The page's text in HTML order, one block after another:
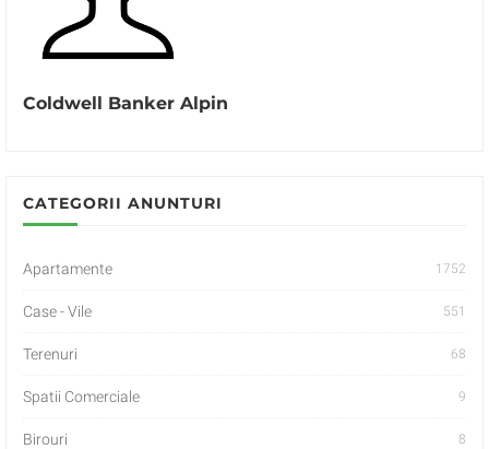
Coldwell Banker Alpin
CATEGORII ANUNTURI
Apartamente 1752
Case - Vile 551
Terenuri 68
Spatii Comerciale 9
Birouri 8